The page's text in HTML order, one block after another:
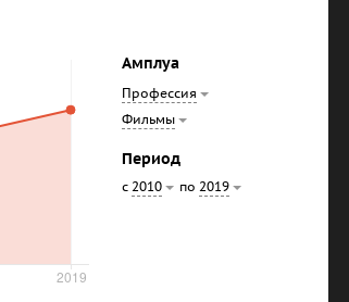
Амплуа
Профессия
Фильмы
Период
с 2010 по 2019